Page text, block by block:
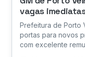
vagas
Prefeitura de Porto
portas para novos
com excelente